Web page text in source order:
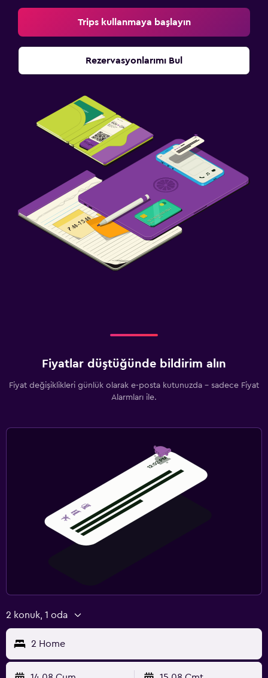
Yatak yanında priz
Gardırop veya dolap
Çalışma alanı
Faks/fotokopi
Fitness dersleri
Trips kullanmaya başlayın
Rezervasyonlarımı Bul
Fiyatlar düştüğünde bildirim alın
Fiyat değişiklikleri günlük olarak e-posta kutunuzda - sadece Fiyat
Alarmları ile.
2 konuk, 1 oda
2 Home